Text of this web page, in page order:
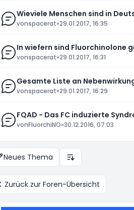
Wieviele Menschen sind in
vonspacerat»29.01.2017, 16:35
In wiefern sind Fluorchinolone
vonspacerat»29.01.2017, 16:31
Gesamte Liste an
vonspacerat»29.01.2017, 16:29
FQAD - Das FC induzierte
vonFluorchiNO»30.12.2016, 07:03
Neues Thema Anzeige- und
Zurück zur Foren-Übersicht